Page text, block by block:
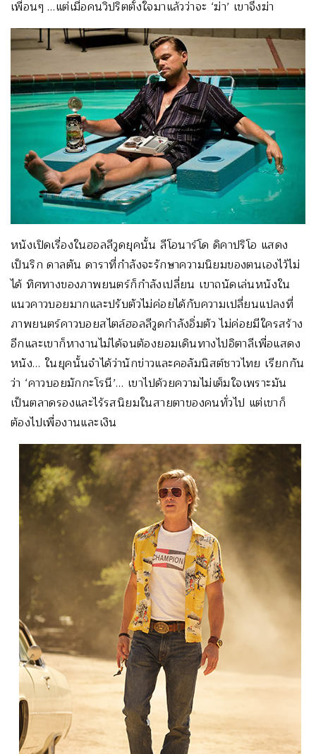
เพื่อนๆ …แต่เมื่อคนวิปริตตั้งใจมาแล้วว่าจะ ‘ฆ่า’ เขาจึงฆ่า
หนังเปิดเรื่องในฮอลลีวูดยุคนั้น ลีโอนาร์โด ดิคาปริโอ แสดง
เป็นริก ดาลตัน ดาราที่กำลังจะรักษาความนิยมของตนเองไว้ไม่
ได้ ทิศทางของภาพยนตร์ก็กำลังเปลี่ยน เขาถนัดเล่นหนังใน
แนวคาวบอยมากและปรับตัวไม่ค่อยได้กับความเปลี่ยนแปลงที่
ภาพยนตร์คาวบอยสไตล์ฮอลลีวูดกำลังอิ่มตัว ไม่ค่อยมีใครสร้าง
อีกและเขาก็หางานไม่ได้จนต้องยอมเดินทางไปอิตาลีเพื่อแสดง
หนัง… ในยุคนั้นจำได้ว่านักข่าวและคอลัมนิสต์ชาวไทย เรียกกัน
ว่า ‘คาวบอยมักกะโรนี’… เขาไปด้วยความไม่เต็มใจเพราะมัน
เป็นตลาดรองและไร้รสนิยมในสายตาของคนทั่วไป แต่เขาก็
ต้องไปเพื่องานและเงิน